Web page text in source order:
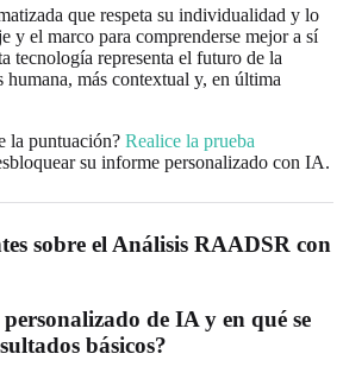
que respeta su individualidad y lo
y el marco para comprenderse mejor a sí
tecnología representa el futuro de la
humana, más contextual y, en última
la puntuación? Realice la prueba
su informe personalizado con IA.
sobre el Análisis RAADSR con
de IA y en qué se
básicos?